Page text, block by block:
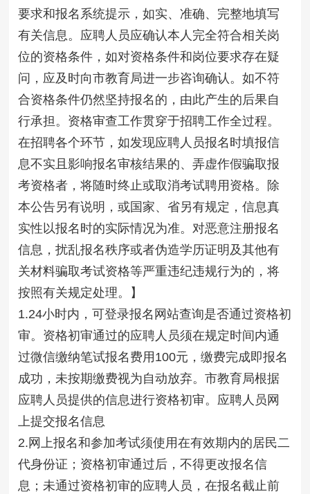
要求和报名系统提示，如实、准确、完整地填写
有关信息。应聘人员应确认本人完全符合相关岗
位的资格条件，如对资格条件和岗位要求存在疑
问，应及时向市教育局进一步咨询确认。如不符
合资格条件仍然坚持报名的，由此产生的后果自
行承担。资格审查工作贯穿于招聘工作全过程。
在招聘各个环节，如发现应聘人员报名时填报信
息不实且影响报名审核结果的、弄虚作假骗取报
考资格者，将随时终止或取消考试聘用资格。除
本公告另有说明，或国家、省另有规定，信息真
实性以报名时的实际情况为准。对恶意注册报名
信息，扰乱报名秩序或者伪造学历证明及其他有
关材料骗取考试资格等严重违纪违规行为的，将
按照有关规定处理。】
1.24小时内，可登录报名网站查询是否通过资格初
审。资格初审通过的应聘人员须在规定时间内通
过微信缴纳笔试报名费用100元，缴费完成即报名
成功，未按期缴费视为自动放弃。市教育局根据
应聘人员提供的信息进行资格初审。应聘人员网
上提交报名信息
2.网上报名和参加考试须使用在有效期内的居民二
代身份证；资格初审通过后，不得更改报名信
息；未通过资格初审的应聘人员，在报名截止前